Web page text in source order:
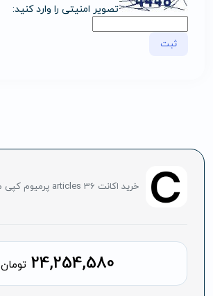
تصویر امنیتی را وارد کنید:
خرید اکانت articles 36 پرمیوم کپی میت
24,254,580 تومان